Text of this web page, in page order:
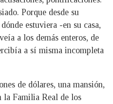
Porque desde su
estuviera -en su casa,
a los demás enteros, de
a sí misma incompleta
de dólares, una mansión,
la Familia Real de los